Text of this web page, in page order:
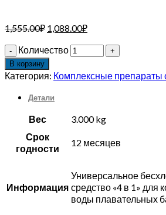
1,555.00₽ 1,088.00₽
Количество
В корзину
Категория: Комплексные препараты
Детали
Вес
3.000 kg
Срок
годности
12 месяцев
Информация
Универсальное
средство «4 в 1» для
воды плавательных